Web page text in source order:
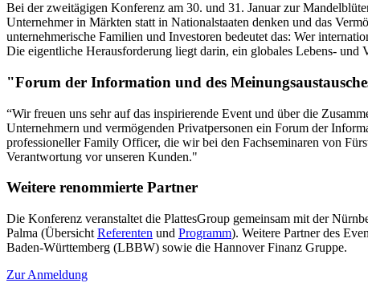
Bei der zweitägigen Konferenz am 30. und 31. Januar zur
Unternehmer in Märkten statt in Nationalstaaten denken und das
unternehmerische Familien und Investoren bedeutet das: Wer
Die eigentliche Herausforderung liegt darin, ein globales Lebens-
"Forum der Information und des
“Wir freuen uns sehr auf das inspirierende Event und über die
Unternehmern und vermögenden Privatpersonen ein Forum der
professioneller Family Officer, die wir bei den Fachseminaren von
Verantwortung vor unseren Kunden."
Weitere renommierte Partner
Die Konferenz veranstaltet die PlattesGroup gemeinsam mit der
Palma (Übersicht Referenten und Programm). Weitere Partner des
Baden-Württemberg (LBBW) sowie die Hannover Finanz Gruppe.
Zur Anmeldung